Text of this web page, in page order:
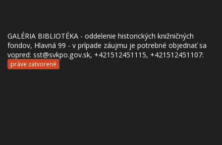
GALÉRIA BIBLIOTÉKA - oddelenie historických knižničných
fondov, Hlavná 99 - v prípade záujmu je potrebné objednať sa
vopred: sst@svkpo.gov.sk, +421512451115, +421512451107:
práve zatvorené